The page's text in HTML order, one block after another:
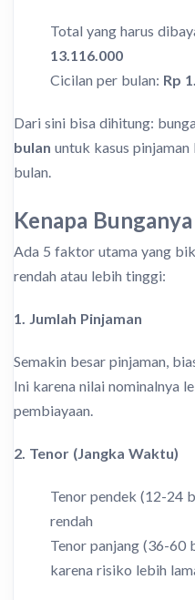
Total yang harus
13.116.000
Cicilan per bulan: Rp
Dari sini bisa dihitung:
bulan untuk kasus
bulan.
Kenapa
Ada 5 faktor utama yang
rendah atau lebih tinggi:
1. Jumlah Pinjaman
Semakin besar pinjaman,
Ini karena nilai nominalnya
pembiayaan.
2. Tenor (Jangka Waktu)
Tenor pendek (12-24
rendah
Tenor panjang (36-60
karena risiko lebih